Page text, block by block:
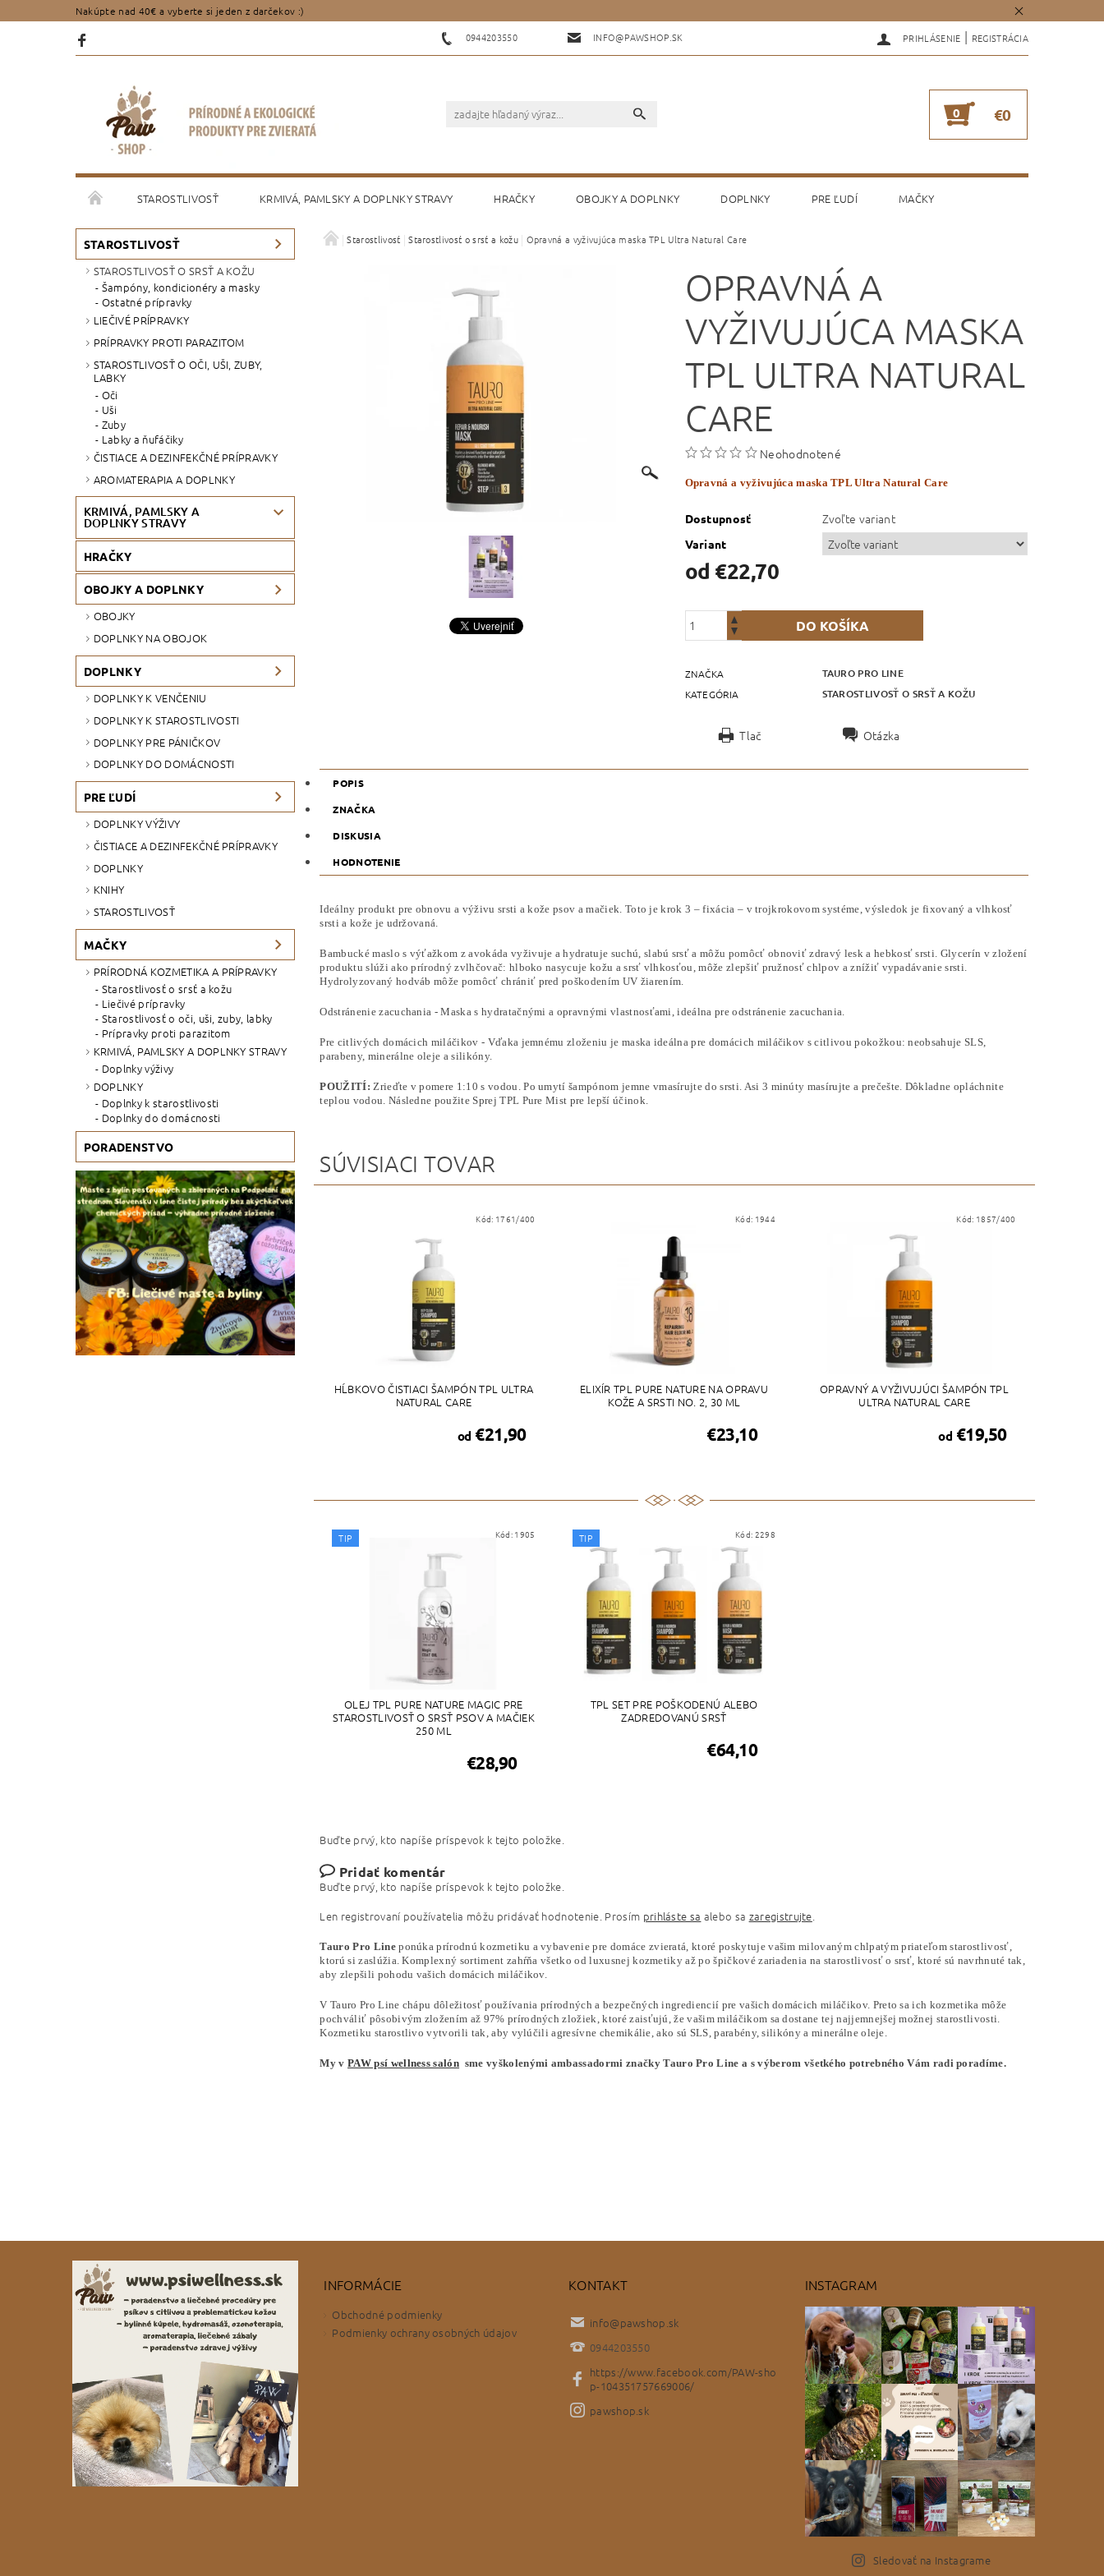
Nakúpte nad 40€ a vyberte si jeden z darčekov :)
0944203550 INFO@PAWSHOP.SK PRIHLÁSENIE | REGISTRÁCIA
0 €0
STAROSTLIVOSŤ KRMIVÁ, PAMLSKY A DOPLNKY STRAVY HRAČKY OBOJKY A DOPLNKY DOPLNKY PRE ĽUDÍ MAČKY
PORADENSTVO OBCHODNÉ PODMIENKY KONTAKTY HODNOTENIE OBCHODU
STAROSTLIVOSŤ
STAROSTLIVOSŤ O SRSŤ A KOŽU
Šampóny, kondicionéry a masky
Ostatné prípravky
LIEČIVÉ PRÍPRAVKY
PRÍPRAVKY PROTI PARAZITOM
STAROSTLIVOSŤ O OČI, UŠI, ZUBY,
LABKY
Oči
Uši
Zuby
Labky a ňufáčiky
ČISTIACE A DEZINFEKČNÉ PRÍPRAVKY
AROMATERAPIA A DOPLNKY
KRMIVÁ, PAMLSKY A
DOPLNKY STRAVY
HRAČKY
OBOJKY A DOPLNKY
OBOJKY
DOPLNKY NA OBOJOK
DOPLNKY
DOPLNKY K VENČENIU
DOPLNKY K STAROSTLIVOSTI
DOPLNKY PRE PÁNIČKOV
DOPLNKY DO DOMÁCNOSTI
PRE ĽUDÍ
DOPLNKY VÝŽIVY
ČISTIACE A DEZINFEKČNÉ PRÍPRAVKY
DOPLNKY
KNIHY
STAROSTLIVOSŤ
MAČKY
PRÍRODNÁ KOZMETIKA A PRÍPRAVKY
Starostlivosť o srsť a kožu
Liečivé prípravky
Starostlivosť o oči, uši, zuby, labky
Prípravky proti parazitom
KRMIVÁ, PAMLSKY A DOPLNKY STRAVY
Doplnky výživy
DOPLNKY
Doplnky k starostlivosti
Doplnky do domácnosti
PORADENSTVO
Starostlivosť Starostlivosť o srsť a kožu Opravná a vyživujúca maska TPL Ultra Natural Care
OPRAVNÁ A
VYŽIVUJÚCA MASKA
TPL ULTRA NATURAL
CARE
Neohodnotené
Opravná a vyživujúca maska TPL Ultra Natural Care
Dostupnosť Zvoľte variant
Variant
od €22,70
ZNAČKA TAURO PRO LINE
KATEGÓRIA STAROSTLIVOSŤ O SRSŤ A KOŽU
Tlač Otázka
POPIS
ZNAČKA
DISKUSIA
HODNOTENIE
Ideálny produkt pre obnovu a výživu srsti a kože psov a mačiek. Toto je krok 3 – fixácia – v trojkrokovom systéme, výsledok je fixovaný a vlhkosť
srsti a kože je udržovaná.
Bambucké maslo s výťažkom z avokáda vyživuje a hydratuje suchú, slabú srsť a môžu pomôcť obnoviť zdravý lesk a hebkosť srsti. Glycerín v zložení
produktu slúži ako prírodný zvlhčovač: hlboko nasycuje kožu a srsť vlhkosťou, môže zlepšiť pružnosť chlpov a znížiť vypadávanie srsti.
Hydrolyzovaný hodváb môže pomôcť chrániť pred poškodením UV žiarením.
Odstránenie zacuchania - Maska s hydratačnými a opravnými vlastnosťami, ideálna pre odstránenie zacuchania.
Pre citlivých domácich miláčikov - Vďaka jemnému zloženiu je maska ​​ideálna pre domácich miláčikov s citlivou pokožkou: neobsahuje SLS,
parabeny, minerálne oleje a silikóny.
POUŽITÍ: Zrieďte v pomere 1:10 s vodou. Po umytí šampónom jemne vmasírujte do srsti. Asi 3 minúty masírujte a prečešte. Dôkladne opláchnite
teplou vodou. Následne použite Sprej TPL Pure Mist pre lepší účinok.
SÚVISIACI TOVAR
Kód: 1761/400
HĹBKOVO ČISTIACI ŠAMPÓN TPL ULTRA
NATURAL CARE
od €21,90
Kód: 1944
ELIXÍR TPL PURE NATURE NA OPRAVU
KOŽE A SRSTI NO. 2, 30 ML
€23,10
Kód: 1857/400
OPRAVNÝ A VYŽIVUJÚCI ŠAMPÓN TPL
ULTRA NATURAL CARE
od €19,50
TIP Kód: 1905
OLEJ TPL PURE NATURE MAGIC PRE
STAROSTLIVOSŤ O SRSŤ PSOV A MAČIEK
250 ML
€28,90
TIP Kód: 2298
TPL SET PRE POŠKODENÚ ALEBO
ZADREDOVANÚ SRSŤ
€64,10
Buďte prvý, kto napíše príspevok k tejto položke.
Pridať komentár
Buďte prvý, kto napíše príspevok k tejto položke.
Len registrovaní používatelia môžu pridávať hodnotenie. Prosím prihláste sa alebo sa zaregistrujte.
Tauro Pro Lineponúka prírodnú kozmetiku a vybavenie pre domáce zvieratá, ktoré poskytuje vašim milovaným chlpatým priateľom starostlivosť,
ktorú si zaslúžia. Komplexný sortiment zahŕňa všetko od luxusnej kozmetiky až po špičkové zariadenia na starostlivosť o srsť, ktoré sú navrhnuté tak,
aby zlepšili pohodu vašich domácich miláčikov.
V Tauro Pro Line chápu dôležitosť používania prírodných a bezpečných ingrediencií pre vašich domácich miláčikov. Preto sa ich kozmetika môže
pochváliť pôsobivým zložením až 97% prírodných zložiek, ktoré zaisťujú, že vašim miláčikom sa dostane tej najjemnejšej možnej starostlivosti.
Kozmetiku starostlivo vytvorili tak, aby vylúčili agresívne chemikálie, ako sú SLS, parabény, silikóny a minerálne oleje.
My vPAW psí wellness salón sme vyškolenými ambassadormi značky Tauro Pro Line a s výberom všetkého potrebného Vám radi poradíme.
INFORMÁCIE
Obchodné podmienky
Podmienky ochrany osobných údajov
KONTAKT
info@pawshop.sk
0944203550
https://www.facebook.com/PAW-sho
p-104351757669006/
pawshop.sk
INSTAGRAM
Sledovať na Instagrame